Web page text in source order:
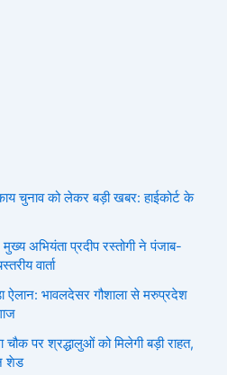
चुनाव को लेकर बड़ी खबर: हाईकोर्ट के
अभियंता प्रदीप रस्तोगी ने पंजाब-
वार्ता
ऐलान: भावलदेसर गौशाला से मरुप्रदेश
पर श्रद्धालुओं को मिलेगी बड़ी राहत,
शेड